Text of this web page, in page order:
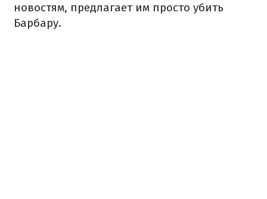
новостям, предлагает им просто убить
Барбару.